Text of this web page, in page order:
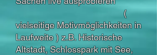
(
vielseitige Motivmöglichkeiten in
Laufweite ) z.B. Historische
Altstadt, Schlosspark mit See,